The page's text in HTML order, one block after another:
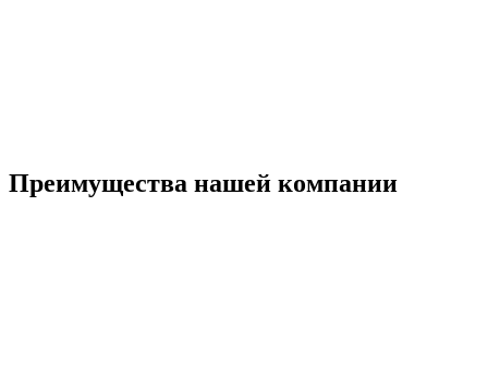
Преимущества нашей компании